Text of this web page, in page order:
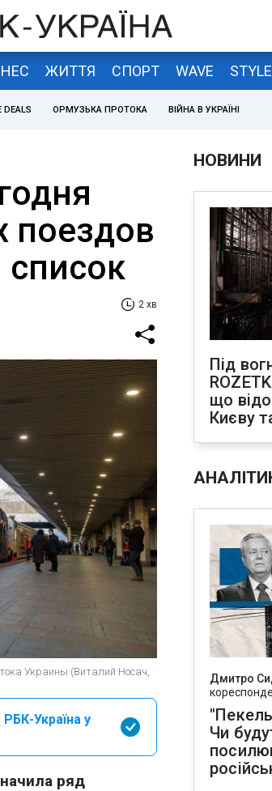
ЖИТТЯ СПОРТ WAVE
DEALS ОРМУЗЬКА ПРОТОКА ВІЙНА В УКРАЇНІ
поездов
список
2 хв
Украины (Виталий Носач,
РБК-Україна у
ряд
НОВИНИ
Під
що
Києву
Дмитро
Чи